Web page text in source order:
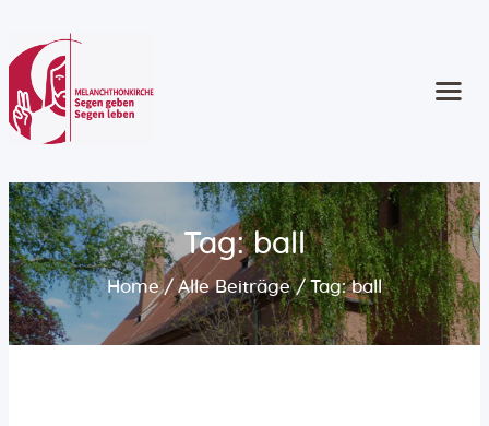
Tag: ball
Home Alle Beiträge Tag: ball
Start
Gottesdienste
Angebote
Kinder und Familie
Jugend
Erwachsene
Ältere Menschen